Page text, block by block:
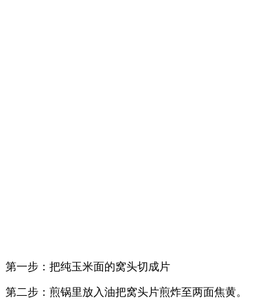
第一步：把纯玉米面的窝头切成片
第二步：煎锅里放入油把窝头片煎炸至两面焦黄。